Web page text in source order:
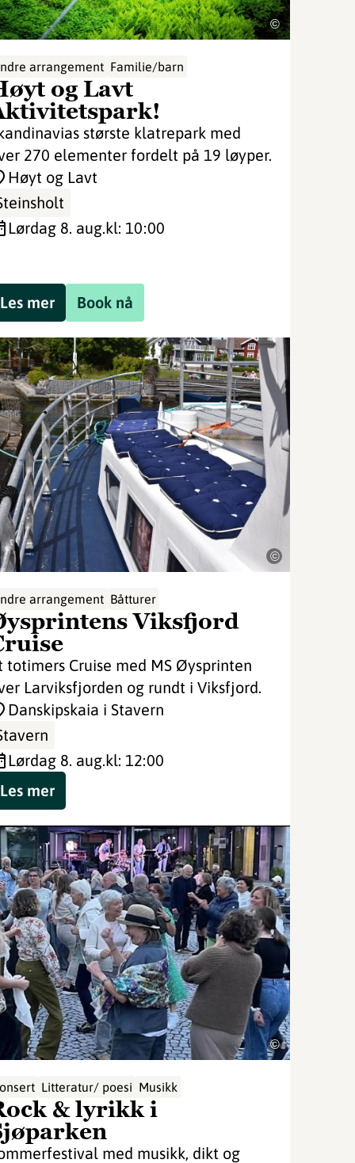
©
arrangement Familie/barn
og Lavt
største klatrepark med
270 elementer fordelt på 19 løyper.
Høyt og Lavt
lørdag 8. aug.kl: 10:00
Book nå
Les mer
©
arrangement Båtturer
Viksfjord
totimers Cruise med MS Øysprinten
Larviksfjorden og rundt i Viksfjord.
Danskipskaia i Stavern
lørdag 8. aug.kl: 12:00
Les mer
©
Litteratur/ poesi Musikk
& lyrikk i
med musikk, dikt og